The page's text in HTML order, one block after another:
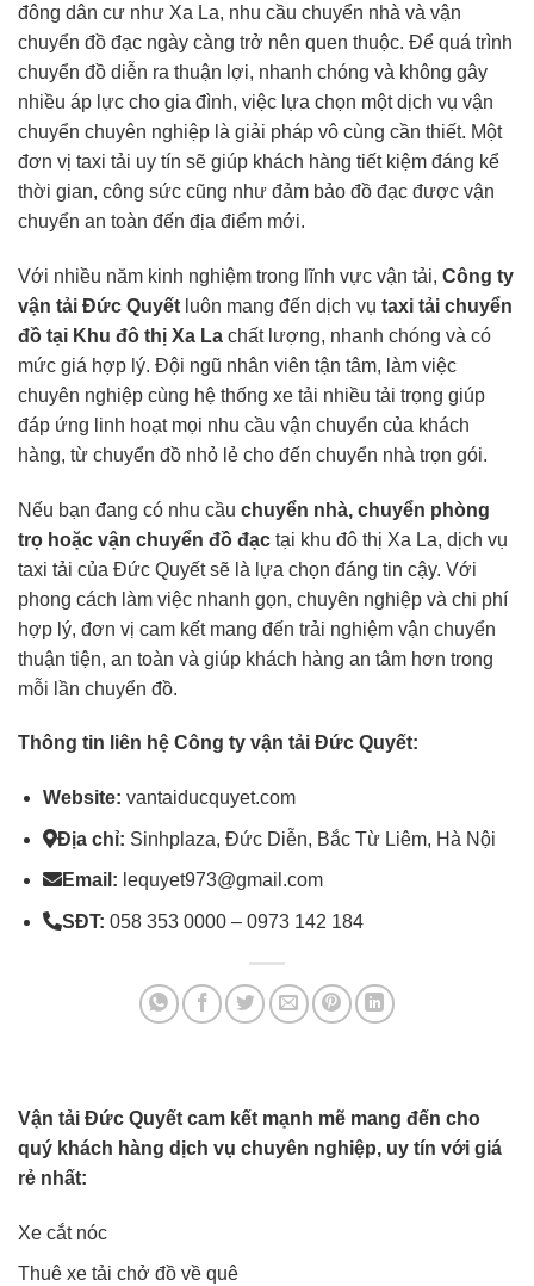
đông dân cư như Xa La, nhu cầu chuyển nhà và vận
chuyển đồ đạc ngày càng trở nên quen thuộc. Để quá trình
chuyển đồ diễn ra thuận lợi, nhanh chóng và không gây
nhiều áp lực cho gia đình, việc lựa chọn một dịch vụ vận
chuyển chuyên nghiệp là giải pháp vô cùng cần thiết. Một
đơn vị taxi tải uy tín sẽ giúp khách hàng tiết kiệm đáng kể
thời gian, công sức cũng như đảm bảo đồ đạc được vận
chuyển an toàn đến địa điểm mới.
Với nhiều năm kinh nghiệm trong lĩnh vực vận tải, Công ty
vận tải Đức Quyết luôn mang đến dịch vụ taxi tải chuyển
đồ tại Khu đô thị Xa La chất lượng, nhanh chóng và có
mức giá hợp lý. Đội ngũ nhân viên tận tâm, làm việc
chuyên nghiệp cùng hệ thống xe tải nhiều tải trọng giúp
đáp ứng linh hoạt mọi nhu cầu vận chuyển của khách
hàng, từ chuyển đồ nhỏ lẻ cho đến chuyển nhà trọn gói.
Nếu bạn đang có nhu cầu chuyển nhà, chuyển phòng
trọ hoặc vận chuyển đồ đạc tại khu đô thị Xa La, dịch vụ
taxi tải của Đức Quyết sẽ là lựa chọn đáng tin cậy. Với
phong cách làm việc nhanh gọn, chuyên nghiệp và chi phí
hợp lý, đơn vị cam kết mang đến trải nghiệm vận chuyển
thuận tiện, an toàn và giúp khách hàng an tâm hơn trong
mỗi lần chuyển đồ.
Thông tin liên hệ Công ty vận tải Đức Quyết:
Website: vantaiducquyet.com
Địa chỉ: Sinhplaza, Đức Diễn, Bắc Từ Liêm, Hà Nội
Email: lequyet973@gmail.com
SĐT: 058 353 0000 – 0973 142 184
Vận tải Đức Quyết cam kết mạnh mẽ mang đến cho
quý khách hàng dịch vụ chuyên nghiệp, uy tín với giá
rẻ nhất:
Xe cắt nóc
Thuê xe tải chở đồ về quê